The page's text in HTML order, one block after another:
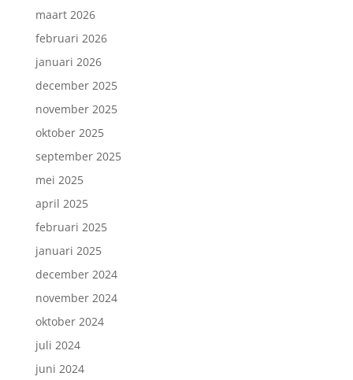
maart 2026
februari 2026
januari 2026
december 2025
november 2025
oktober 2025
september 2025
mei 2025
april 2025
februari 2025
januari 2025
december 2024
november 2024
oktober 2024
juli 2024
juni 2024